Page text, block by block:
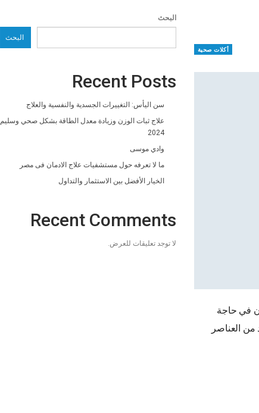
أكلات صحية
في حاجة
العناصر
البحث
البحث
Recent Posts
سن اليأس: التغييرات الجسدية والنفسية والعلاج
علاج ثبات الوزن وزيادة معدل الطاقة بشكل صحي وسليم
2024
وادي موسى
ما لا تعرفه حول مستشفيات علاج الادمان فى مصر
الخيار الأفضل بين الاستثمار والتداول
Recent Comments
لا توجد تعليقات للعرض.